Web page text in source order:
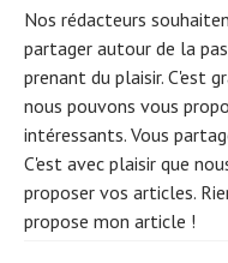
Nos rédacteurs
partager autour de la
prenant du plaisir. C'est
nous pouvons vous
intéressants. Vous
C'est avec plaisir que
proposer vos articles.
propose mon article !